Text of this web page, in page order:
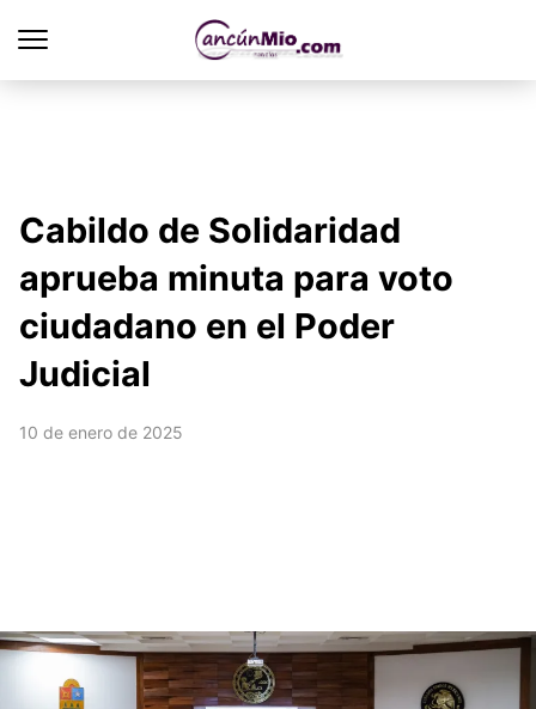
Cabildo de Solidaridad
aprueba minuta para voto
ciudadano en el Poder
Judicial
10 de enero de 2025